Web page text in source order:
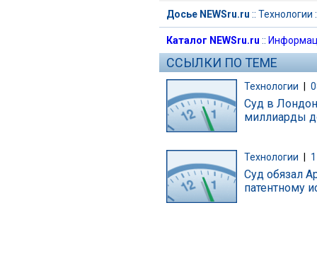
Досье NEWSru.ru :: Технологии
Каталог NEWSru.ru ::
ССЫЛКИ ПО ТЕМЕ
Технологии
Суд в
миллиарды
Технологии
Суд обязал
патентному